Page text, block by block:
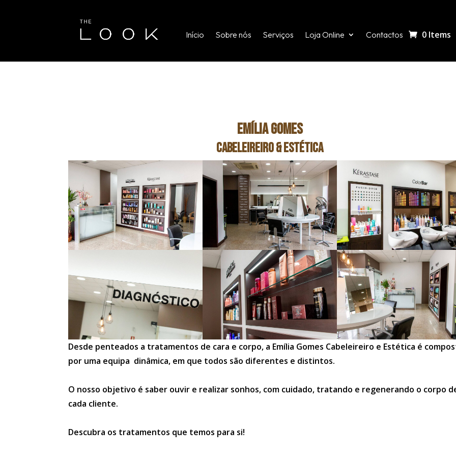
Início Sobre nós Serviços Loja Online Contactos 0 Items
Emília Gomes
Cabeleireiro & Estética
Desde penteados a tratamentos de cara e corpo, a Emília Gomes Cabeleireiro e Estética é
por uma equipa dinâmica, em que todos são diferentes e distintos.
O nosso objetivo é saber ouvir e realizar sonhos, com cuidado, tratando e regenerando o corpo
cada cliente.
Descubra os tratamentos que temos para si!